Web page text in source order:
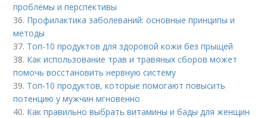
проблемы и перспективы
36. Профилактика заболеваний: основные принципы и
методы
37. Топ-10 продуктов для здоровой кожи без прыщей
38. Как использование трав и травяных сборов может
помочь восстановить нервную систему
39. Топ-10 продуктов, которые помогают повысить
потенцию у мужчин мгновенно
40. Как правильно выбрать витамины и бады для женщин